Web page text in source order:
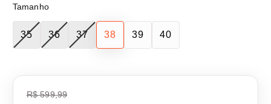
Tamanho
35 36 37 38 39 40
R$ 599,99